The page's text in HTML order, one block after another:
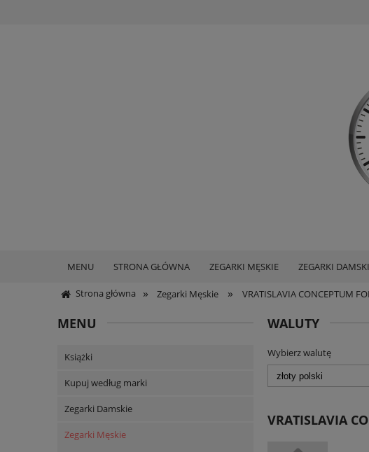
MENU STRONA GŁÓWNA ZEGARKI MĘSKIE ZEGARKI
Strona główna » Zegarki Męskie » VRATISLAVIA CONCEPTUM
MENU
Książki
Kupuj według marki
Zegarki Damskie
Zegarki Męskie
WALUTY
Wybierz walutę
VRATISLAVIA